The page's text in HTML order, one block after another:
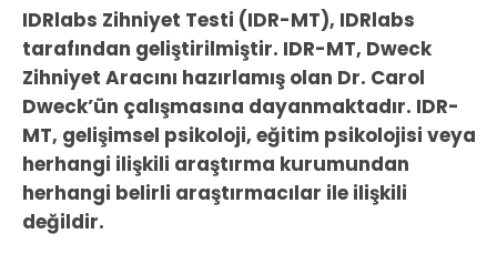
IDRlabs Zihniyet Testi (IDR-MT), IDRlabs
tarafından geliştirilmiştir. IDR-MT, Dweck
Zihniyet Aracını hazırlamış olan Dr. Carol
Dweck’ün çalışmasına dayanmaktadır. IDR-
MT, gelişimsel psikoloji, eğitim psikolojisi veya
herhangi ilişkili araştırma kurumundan
herhangi belirli araştırmacılar ile ilişkili
değildir.